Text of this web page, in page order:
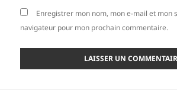
Enregistrer mon nom, mon e-mail et mon
navigateur pour mon prochain commentaire.